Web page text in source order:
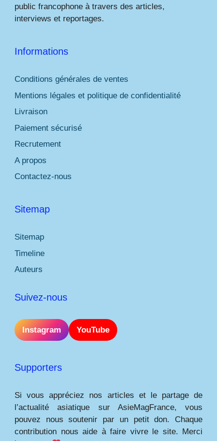
public francophone à travers des articles,
interviews et reportages.
Informations
Conditions générales de ventes
Mentions légales et politique de confidentialité
Livraison
Paiement sécurisé
Recrutement
A propos
Contactez-nous
Sitemap
Sitemap
Timeline
Auteurs
Suivez-nous
Instagram YouTube
Supporters
Si vous appréciez nos articles et le partage de
l’actualité asiatique sur AsieMagFrance, vous
pouvez nous soutenir par un petit don. Chaque
contribution nous aide à faire vivre le site. Merci